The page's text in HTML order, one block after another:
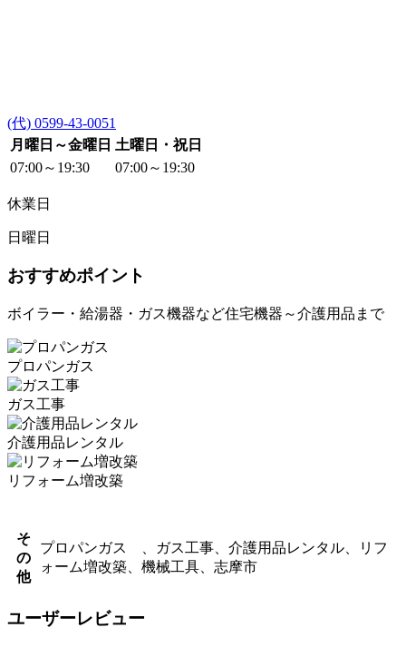
(代) 0599-43-0051
月曜日～金曜日 土曜日・祝日
07:00～19:30
07:00～19:30
休業日
日曜日
おすすめポイント
ボイラー・給湯器・ガス機器など住宅機器～介護用品まで
プロパンガス
ガス工事
介護用品レンタル
リフォーム増改築
そ
の
他
プロパンガス 、ガス工事、介護用品レンタル、リフ
ォーム増改築、機械工具、志摩市
ユーザーレビュー